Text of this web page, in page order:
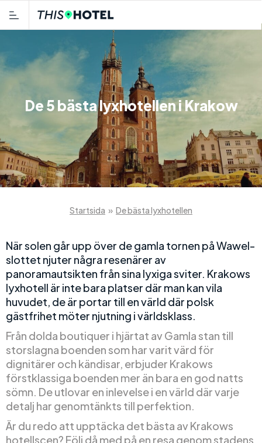
De 5 bästa lyxhotellen i Krakow
Startsida » De bästa lyxhotellen
När solen går upp över de gamla tornen på Wawel-
slottet njuter några resenärer av
panoramautsikten från sina lyxiga sviter. Krakows
lyxhotell är inte bara platser där man kan vila
huvudet, de är portar till en värld där polsk
gästfrihet möter njutning i världsklass.
Från dolda boutiquer i hjärtat av Gamla stan till
storslagna boenden som har varit värd för
dignitärer och kändisar, erbjuder Krakows
förstklassiga boenden mer än bara en god natts
sömn. De utlovar en inlevelse i en värld där varje
detalj har genomtänkts till perfektion.
Är du redo att upptäcka det bästa av Krakows
hotellscen? Följ då med på en resa genom stadens